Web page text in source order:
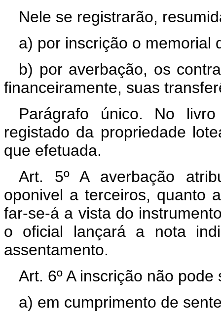
Nele se registrarão,
a) por inscrição o memorial
b) por averbação, os
financeiramente, suas
Parágrafo único. No
registado da propriedade
que efetuada.
Art. 5º A averbação
oponivel a terceiros, quanto
far-se-á a vista do
o oficial lançará a nota
assentamento.
Art. 6º A inscrição não
a) em cumprimento de